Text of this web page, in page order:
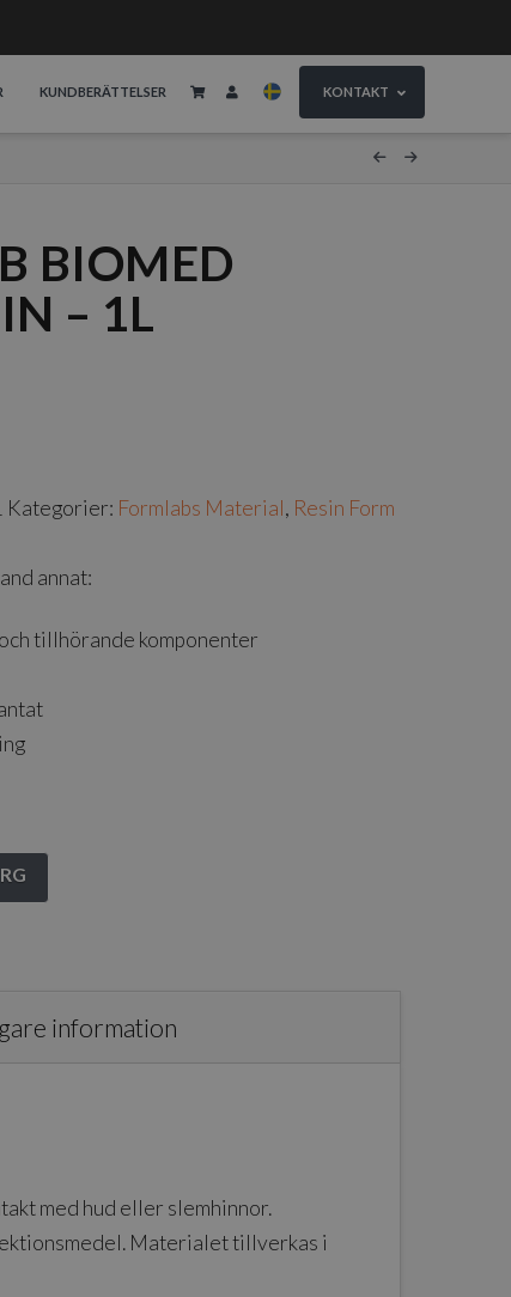
KUNDBERÄTTELSER KONTAKT
BIOMED
– 1L
Kategorier: Formlabs Material, Resin Form
annat:
tillhörande komponenter
information
med hud eller slemhinnor.
Materialet tillverkas i